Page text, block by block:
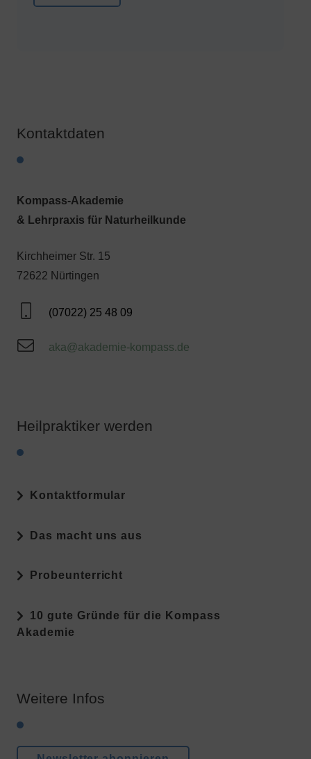
Kontaktdaten
Kompass-Akademie
& Lehrpraxis für Naturheilkunde
Kirchheimer Str. 15
72622 Nürtingen
(07022) 25 48 09
aka@akademie-kompass.de
Heilpraktiker werden
Kontaktformular
Das macht uns aus
Probeunterricht
10 gute Gründe für die Kompass
Akademie
Weitere Infos